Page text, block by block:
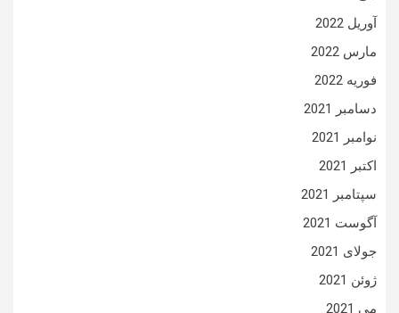
آوریل 2022
مارس 2022
فوریه 2022
دسامبر 2021
نوامبر 2021
اکتبر 2021
سپتامبر 2021
آگوست 2021
جولای 2021
ژوئن 2021
می 2021